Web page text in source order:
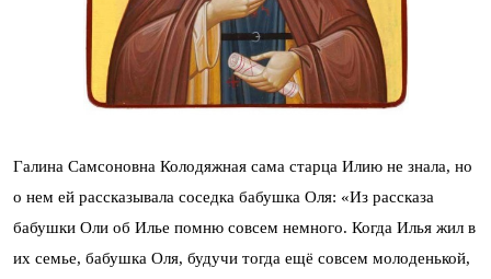
Галина Самсоновна Колодяжная сама старца Илию не знала, но
о нем ей рассказывала соседка бабушка Оля: «Из рассказа
бабушки Оли об Илье помню совсем немного. Когда Илья жил в
их семье, бабушка Оля, будучи тогда ещё совсем молоденькой,